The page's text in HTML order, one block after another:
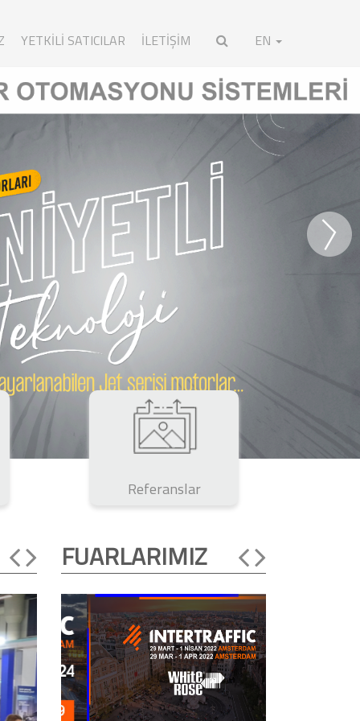
YETKILI SATICILAR İLETİŞİM EN
Referanslar
FUARLARIMIZ